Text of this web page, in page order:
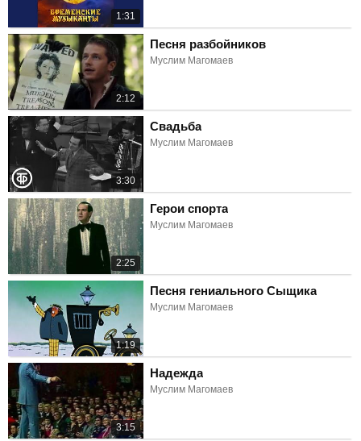
1:31
2:12
Песня разбойников
Муслим Магомаев
3:30
Свадьба
Муслим Магомаев
2:25
Герои спорта
Муслим Магомаев
1:19
Песня гениального Сыщика
Муслим Магомаев
3:15
Надежда
Муслим Магомаев